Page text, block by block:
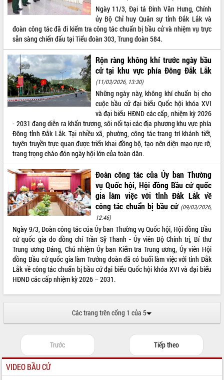
Ngày 11/3, Đại tá Đinh Văn Hưng, Chính
ủy Bộ Chỉ huy Quân sự tỉnh Đắk Lắk và
đoàn công tác đã đi kiểm tra công tác chuẩn bị bầu cử và nhiệm vụ trực
sẵn sàng chiến đấu tại Tiểu đoàn 303, Trung đoàn 584.
Rộn ràng không khí trước ngày bầu
cử tại khu vực phía Đông Đắk Lắk
(11/03/2026, 13:30)
Những ngày này, không khí chuẩn bị cho
cuộc bầu cử đại biểu Quốc hội khóa XVI
và đại biểu HĐND các cấp, nhiệm kỳ 2026
- 2031 đang diễn ra khẩn trương, sôi nổi tại các địa phương khu vực phía
Đông tỉnh Đắk Lắk. Tại nhiều xã, phường, công tác trang trí khánh tiết,
tuyên truyền trực quan được triển khai đồng bộ, tạo nên diện mạo rực rỡ,
trang trọng chào đón ngày hội lớn của toàn dân.
Đoàn công tác của Ủy ban Thường
vụ Quốc hội, Hội đồng Bầu cử quốc
gia làm việc với tỉnh Đắk Lắk về
công tác chuẩn bị bầu cử (09/03/2026,
12:46)
Ngày 9/3, Đoàn công tác của Ủy ban Thường vụ Quốc hội, Hội đồng Bầu
cử quốc gia do đồng chí Trần Sỹ Thanh - Ủy viên Bộ Chính trị, Bí thư
Trung ương Đảng, Chủ nhiệm Ủy ban Kiểm tra Trung ương, Ủy viên Hội
đồng Bầu cử quốc gia làm Trưởng đoàn đã có buổi làm việc với tỉnh Đắk
Lắk về công tác chuẩn bị bầu cử đại biểu Quốc hội khóa XVI và đại biểu
HĐND các cấp nhiệm kỳ 2026 – 2031.
Các trang trên cổng 1 của 5
Trước Tiếp theo
VIDEO BẦU CỬ